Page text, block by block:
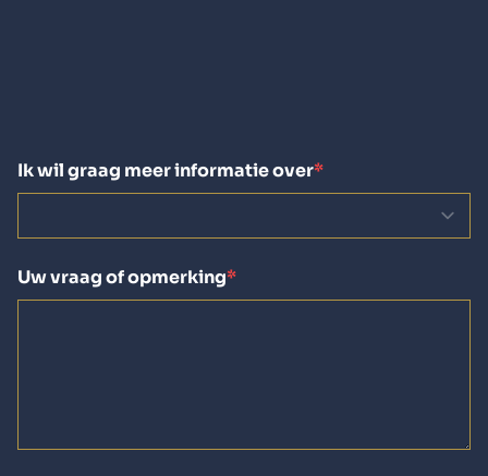
Ik wil graag meer informatie over
Uw vraag of opmerking